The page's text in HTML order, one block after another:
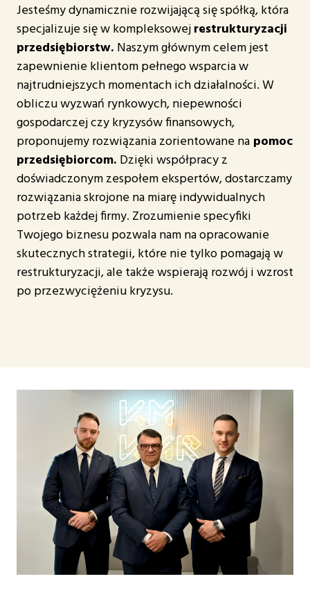
Jesteśmy dynamicznie rozwijającą się spółką, która
specjalizuje się w kompleksowejrestrukturyzacji
przedsiębiorstw. Naszym głównym celem jest
zapewnienie klientom pełnego wsparcia w
najtrudniejszych momentach ich działalności. W
obliczu wyzwań rynkowych, niepewności
gospodarczej czy kryzysów finansowych,
proponujemy rozwiązania zorientowane na pomoc
przedsiębiorcom. Dzięki współpracy z
doświadczonym zespołem ekspertów, dostarczamy
rozwiązania skrojone na miarę indywidualnych
potrzeb każdej firmy. Zrozumienie specyfiki
Twojego biznesu pozwala nam na opracowanie
skutecznych strategii, które nie tylko pomagają w
restrukturyzacji, ale także wspierają rozwój i wzrost
po przezwyciężeniu kryzysu.